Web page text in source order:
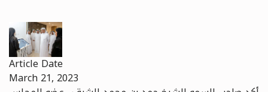
Article Date
March 21, 2023